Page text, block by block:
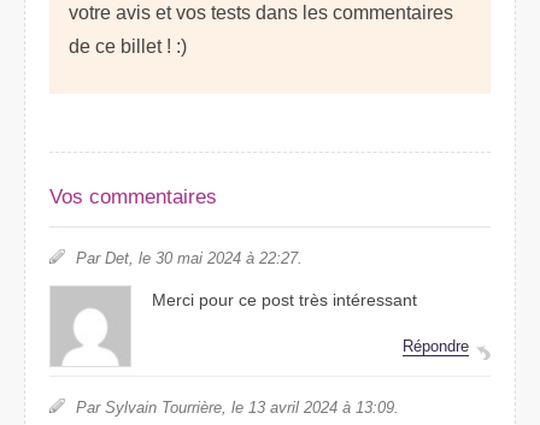
votre avis et vos tests dans les commentaires
de ce billet ! :)
Vos commentaires
Par Det, le 30 mai 2024 à 22:27.
Merci pour ce post très intéressant
Répondre
Par Sylvain Tourrière, le 13 avril 2024 à 13:09.